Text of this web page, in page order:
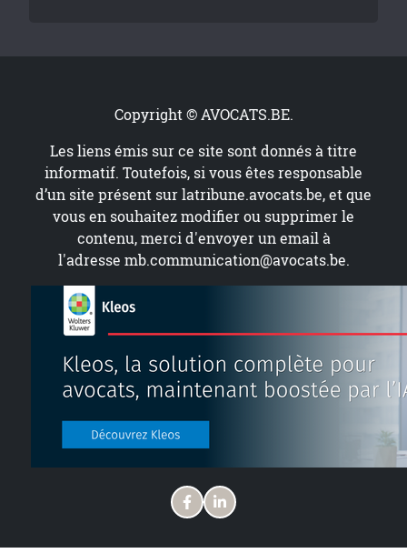
Copyright © AVOCATS.BE.
Les liens émis sur ce site sont donnés à titre
informatif. Toutefois, si vous êtes responsable
d’un site présent surlatribune.avocats.be, et que
vous en souhaitez modifier ou supprimer le
contenu, merci d'envoyer un email à
l'adresse mb.communication@avocats.be.